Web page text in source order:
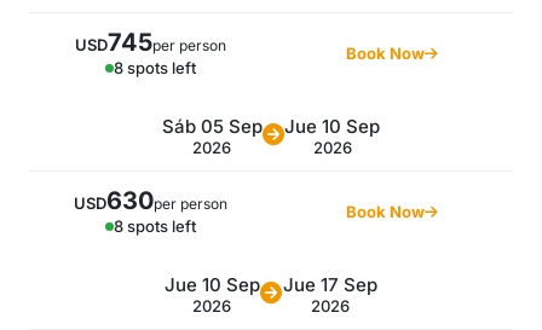
USD745per person
8 spots left
Book Now
Sáb 05 Sep
2026
Jue 10 Sep
2026
USD630per person
8 spots left
Book Now
Jue 10 Sep
2026
Jue 17 Sep
2026